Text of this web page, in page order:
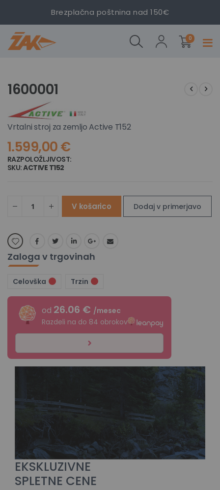
Brezplačna poštnina nad 150€
0izdelki
na
konec
slik
na
začetek
slik
1600001
Vrtalni stroj za zemljo Active T152
1.599,00 €
RAZPOLOŽLJIVOST:
SKU ACTIVE T152
V košarico Dodaj v primerjavo
Zaloga v trgovinah
Celovška Trzin
od 26.06 € /mesec
Razdeli na do 84 obrokov
EKSKLUZIVNE
SPLETNE CENE